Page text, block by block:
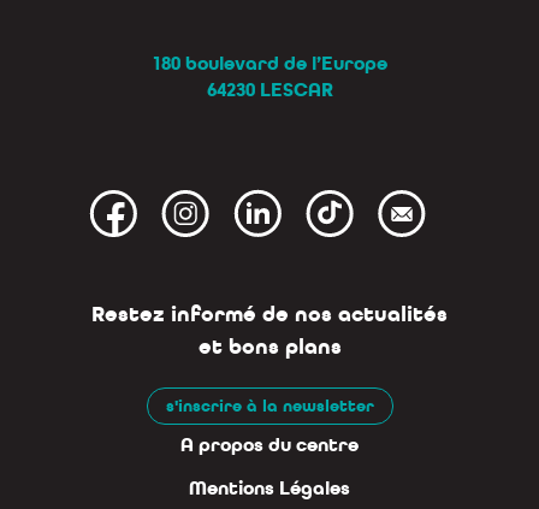
180 boulevard de l’Europe
64230 LESCAR
Restez informé de nos actualités
et bons plans
s'inscrire à la newsletter
A propos du centre
Mentions Légales